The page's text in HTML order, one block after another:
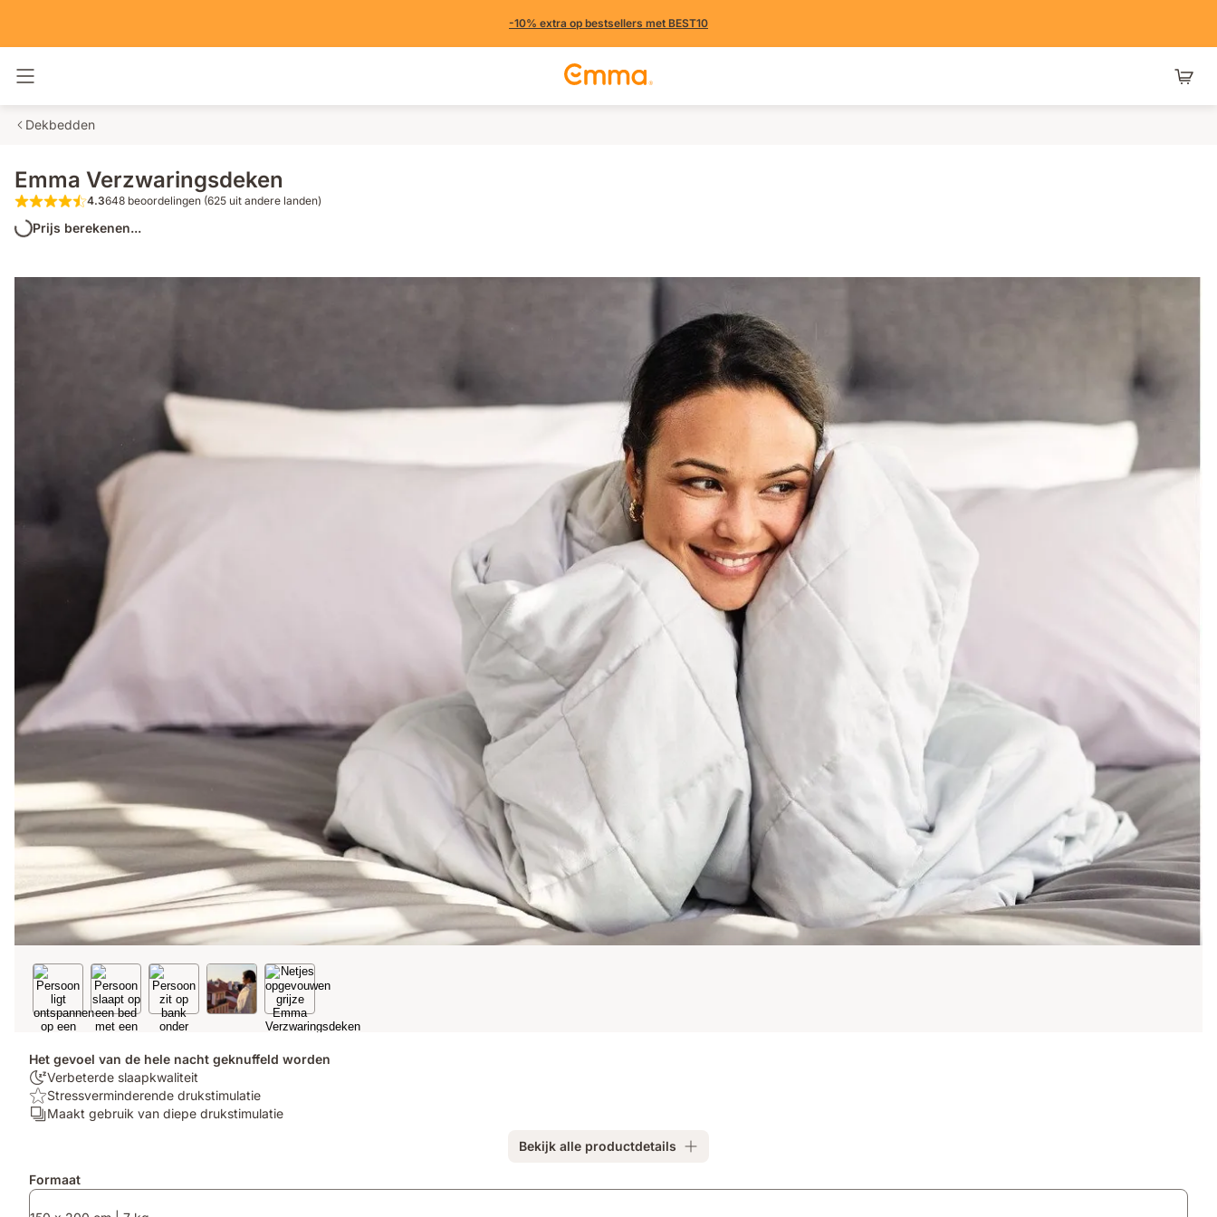
-10% extra op bestsellers met BEST10
Dekbedden
Emma Verzwaringsdeken
4.3 van de 5 sterren 648 beoordelingen (625 uit andere landen)
4.3648 beoordelingen (625 uit andere landen)
Prijs berekenen...
Het gevoel van de hele nacht geknuffeld worden
100
nachten
proefslapen:
Verbeterde slaapkwaliteit
Top:
Stressverminderende
Stressverminderende drukstimulatie
Aantal
van
Maakt gebruik van diepe drukstimulatie
Bekijk alle productdetails
Extra
producten
Formaat